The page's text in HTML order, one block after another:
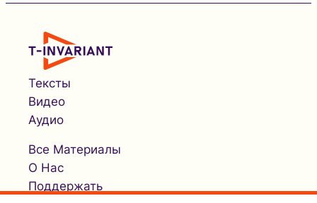
Тексты
Видео
Аудио
Все Материалы
О Нас
Поддержать